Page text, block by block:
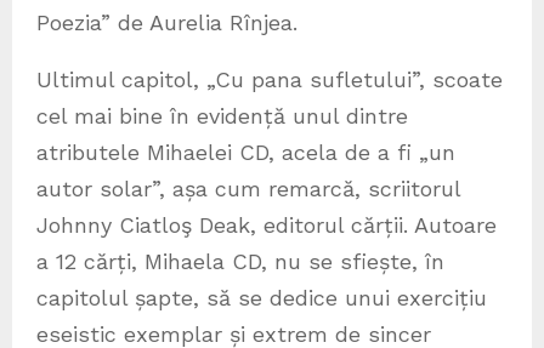
Poezia” de Aurelia Rînjea.
Ultimul capitol, „Cu pana sufletului”, scoate
cel mai bine în evidență unul dintre
atributele Mihaelei CD, acela de a fi „un
autor solar”, așa cum remarcă, scriitorul
Johnny Ciatloş Deak, editorul cărții. Autoare
a 12 cărți, Mihaela CD, nu se sfiește, în
capitolul șapte, să se dedice unui exercițiu
eseistic exemplar și extrem de sincer